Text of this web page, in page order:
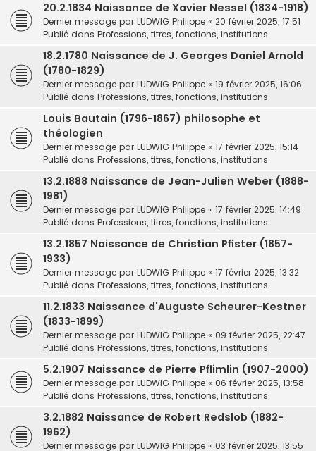
20.2.1834 Naissance de Xavier Nessel (1834-1918)
Dernier message par LUDWIG Philippe « 20 février 2025, 17:51
Publié dans Professions, titres, fonctions, institutions
18.2.1780 Naissance de J. Georges Daniel Arnold
(1780-1829)
Dernier message par LUDWIG Philippe « 19 février 2025, 16:06
Publié dans Professions, titres, fonctions, institutions
Louis Bautain (1796-1867) philosophe et
théologien
Dernier message par LUDWIG Philippe « 17 février 2025, 15:14
Publié dans Professions, titres, fonctions, institutions
13.2.1888 Naissance de Jean-Julien Weber (1888-
1981)
Dernier message par LUDWIG Philippe « 17 février 2025, 14:49
Publié dans Professions, titres, fonctions, institutions
13.2.1857 Naissance de Christian Pfister (1857-
1933)
Dernier message par LUDWIG Philippe « 17 février 2025, 13:32
Publié dans Professions, titres, fonctions, institutions
11.2.1833 Naissance d'Auguste Scheurer-Kestner
(1833-1899)
Dernier message par LUDWIG Philippe « 09 février 2025, 22:47
Publié dans Professions, titres, fonctions, institutions
5.2.1907 Naissance de Pierre Pflimlin (1907-2000)
Dernier message par LUDWIG Philippe « 06 février 2025, 13:58
Publié dans Professions, titres, fonctions, institutions
3.2.1882 Naissance de Robert Redslob (1882-
1962)
Dernier message par LUDWIG Philippe « 03 février 2025, 13:55